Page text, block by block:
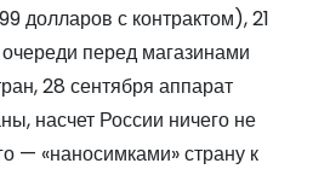
долларов с контрактом), 21
перед магазинами
28 сентября аппарат
насчет России ничего не
— «наносимками» страну к